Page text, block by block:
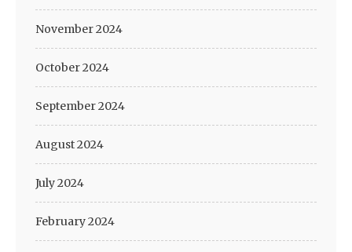
November 2024
October 2024
September 2024
August 2024
July 2024
February 2024